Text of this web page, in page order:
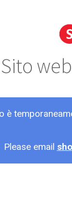
Sito
è
Please email